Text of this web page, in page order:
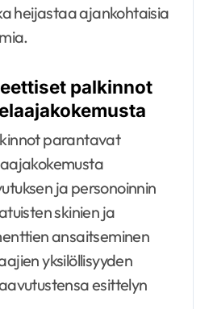
heijastaa ajankohtaisia
palkinnot
parantavat
ja personoinnin
skinien ja
ansaitseminen
yksilöllisyyden
esittelyn